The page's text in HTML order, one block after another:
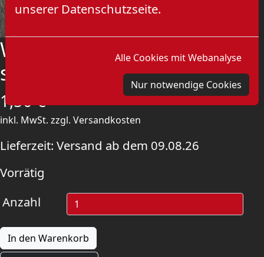
unserer Datenschutzseite.
Alle Cookies mit Webanalyse
Nur notwendige Cookies
Wie soll ein Kommunist
sein? - Kollontai
1,50€
inkl. MwSt. zzgl. Versandkosten
Lieferzeit: Versand ab dem 09.08.26
Vorrätig
Anzahl
In den Warenkorb